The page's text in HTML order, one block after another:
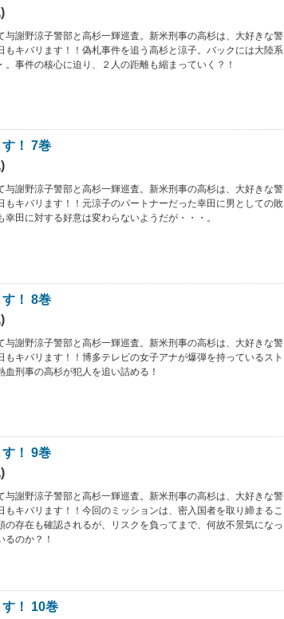
与謝野涼子警部と高杉一輝巡査。新米刑事の高杉は、大好きな警
もキバリます！！偽札事件を追う高杉と涼子。バックには大陸系
。事件の核心に迫り、２人の距離も縮まっていく？！
！ 7巻
与謝野涼子警部と高杉一輝巡査。新米刑事の高杉は、大好きな警
もキバリます！！元涼子のパートナーだった幸田に男としての敗
田に対する好意は変わらないようだが・・・。
！ 8巻
与謝野涼子警部と高杉一輝巡査。新米刑事の高杉は、大好きな警
もキバリます！！博多テレビの女子アナが爆弾を持っているスト
血刑事の高杉が犯人を追い詰める！
！ 9巻
与謝野涼子警部と高杉一輝巡査。新米刑事の高杉は、大好きな警
もキバリます！！今回のミッションは、密入国者を取り締まるこ
の存在も確認されるが、リスクを負ってまで、何故不景気になっ
るのか？！
！ 10巻